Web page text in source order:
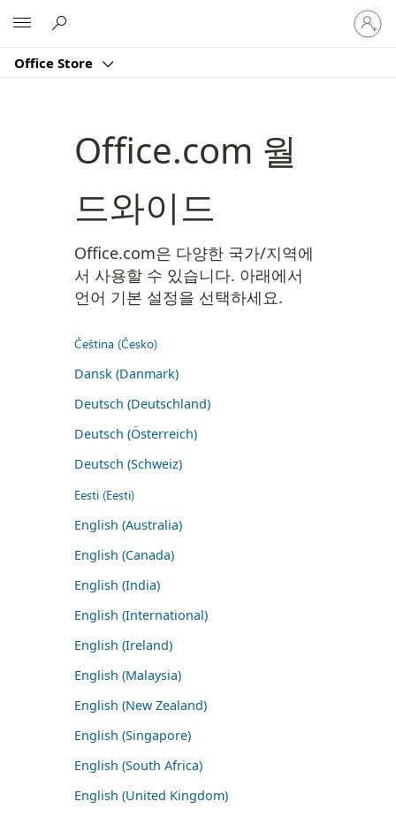
Office Store
귀
하
계
Office.com 월
드와이드
Office.com은 다양한 국가/지역에
서 사용할 수 있습니다. 아래에서
언어 기본 설정을 선택하세요.
Čeština (Česko)
Dansk (Danmark)
Deutsch (Deutschland)
Deutsch (Österreich)
Deutsch (Schweiz)
Eesti (Eesti)
English (Australia)
English (Canada)
English (India)
English (International)
English (Ireland)
English (Malaysia)
English (New Zealand)
English (Singapore)
English (South Africa)
English (United Kingdom)